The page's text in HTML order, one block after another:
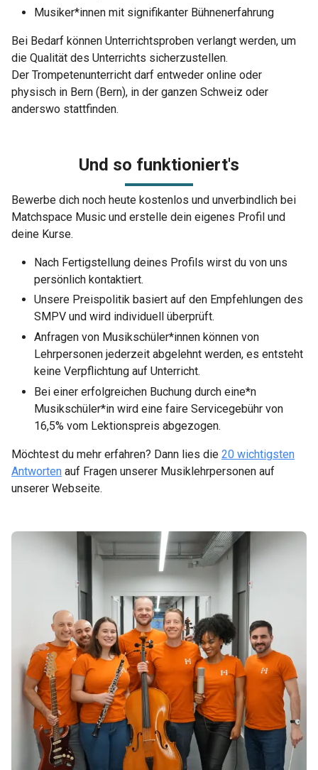
Musiker*innen mit signifikanter Bühnenerfahrung
Bei Bedarf können Unterrichtsproben verlangt werden, um
die Qualität des Unterrichts sicherzustellen.
Der Trompetenunterricht darf entweder online oder
physisch in Bern (Bern), in der ganzen Schweiz oder
anderswo stattfinden.
Und so funktioniert's
Bewerbe dich noch heute kostenlos und unverbindlich bei
Matchspace Music und erstelle dein eigenes Profil und
deine Kurse.
Nach Fertigstellung deines Profils wirst du von uns
persönlich kontaktiert.
Unsere Preispolitik basiert auf den Empfehlungen des
SMPV und wird individuell überprüft.
Anfragen von Musikschüler*innen können von
Lehrpersonen jederzeit abgelehnt werden, es entsteht
keine Verpflichtung auf Unterricht.
Bei einer erfolgreichen Buchung durch eine*n
Musikschüler*in wird eine faire Servicegebühr von
16,5% vom Lektionspreis abgezogen.
Möchtest du mehr erfahren? Dann lies die 20 wichtigsten
Antworten auf Fragen unserer Musiklehrpersonen auf
unserer Webseite.